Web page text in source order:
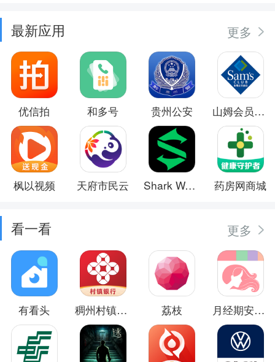
最新应用 更多
优信拍 和多号 贵州公安 山姆会员商店
枫以视频 天府市民云 Shark Wear 药房网商城
看一看 更多
有看头 稠州村镇银行 荔枝 月经期安全期助理